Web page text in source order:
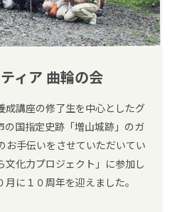
ィア 曲輪の会
成講座の修了生を中心としたグ
の国指定史跡「増山城跡」のガ
お手伝いをさせていただいてい
文化力プロジェクト」に参加し
に１０周年を迎えました。